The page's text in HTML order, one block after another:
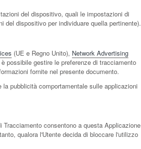
del dispositivo, quali le impostazioni di
dispositivo per individuare quella pertinente).
(UE e Regno Unito), Network Advertising
possibile gestire le preferenze di tracciamento
fornite nel presente documento.
pubblicità comportamentale sulle applicazioni
consentono a questa Applicazione
qualora l'Utente decida di bloccare l'utilizzo